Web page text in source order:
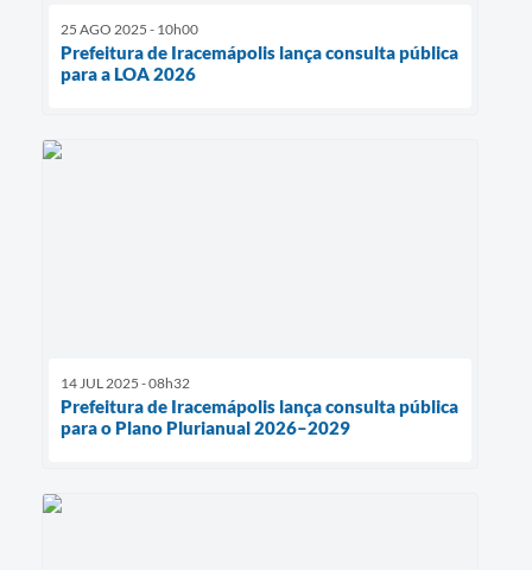
25 AGO 2025 - 10h00
Prefeitura de Iracemápolis lança consulta pública
para a LOA 2026
14 JUL 2025 - 08h32
Prefeitura de Iracemápolis lança consulta pública
para o Plano Plurianual 2026–2029